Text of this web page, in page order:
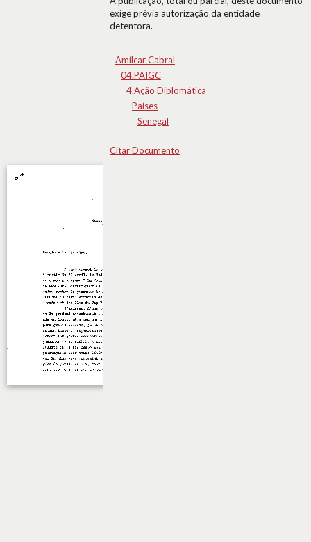
exige prévia autorização da entidade
detentora.
Amílcar Cabral
04.PAIGC
4.Ação Diplomática
Países
Senegal
Citar Documento